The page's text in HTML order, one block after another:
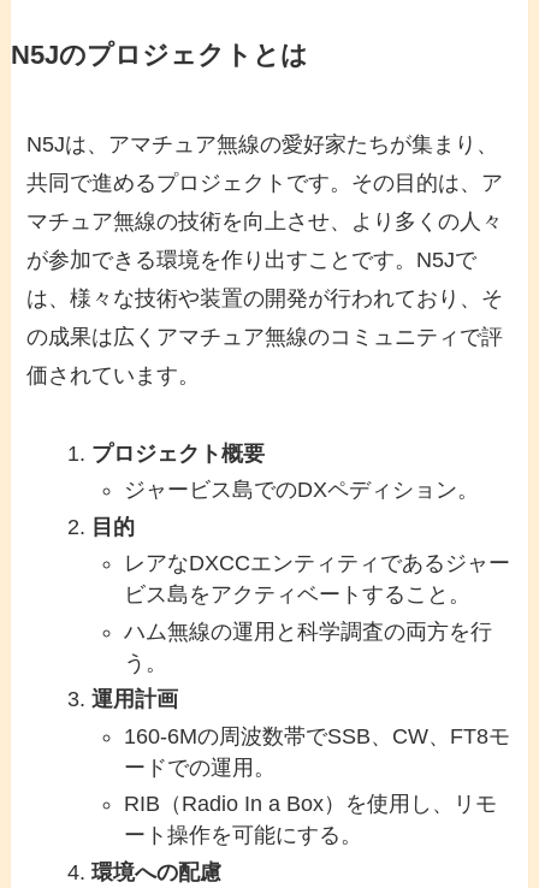
N5Jのプロジェクトとは
N5Jは、アマチュア無線の愛好家たちが集まり、
共同で進めるプロジェクトです。その目的は、ア
マチュア無線の技術を向上させ、より多くの人々
が参加できる環境を作り出すことです。N5Jで
は、様々な技術や装置の開発が行われており、そ
の成果は広くアマチュア無線のコミュニティで評
価されています。
プロジェクト概要
ジャービス島でのDXペディション。
目的
レアなDXCCエンティティであるジャー
ビス島をアクティベートすること。
ハム無線の運用と科学調査の両方を行
う。
運用計画
160-6Mの周波数帯でSSB、CW、FT8モ
ードでの運用。
RIB（Radio In a Box）を使用し、リモ
ート操作を可能にする。
環境への配慮